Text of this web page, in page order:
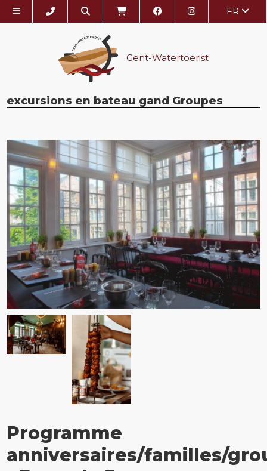
FR
Gent-Watertoerist
excursions en bateau gand Groupes
Programme
anniversaires/familles/